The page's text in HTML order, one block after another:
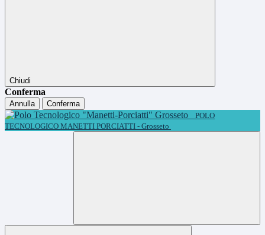
Chiudi
Conferma
Annulla
Conferma
POLO
TECNOLOGICO MANETTI PORCIATTI - Grosseto